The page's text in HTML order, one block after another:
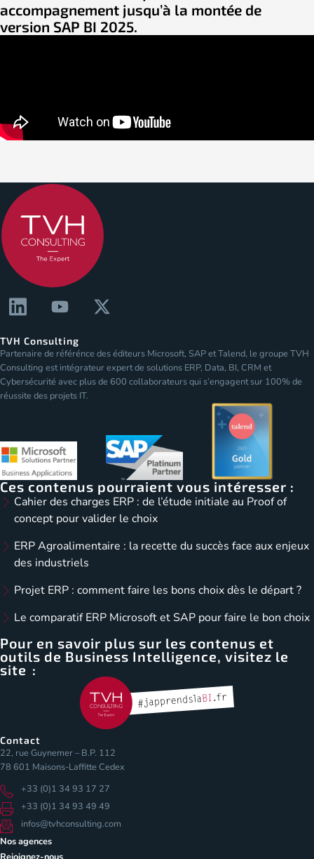
accompagnement jusqu’à la montée de
version SAP BI 2025.
TVH Consulting
Partenaire de référénce des éditeurs Microsoft, SAP et Talend, le groupe TVH
Consulting est intégrateur expert de solutions ERP, Data, BI, CRM et
Cybersécurité avec plus de 600 collaborateurs qui s’engagent sur 100% de
réussite des projets IT.
Ces contenus pourraient vous intéresser :
Cahier des charges ERP : de l’étude initiale au Proof of
concept pour valider le choix
ERP Agroalimentaire : la recette du succès face aux enjeux
des industriels
Projet ERP : comment faire les bons choix dès le départ ?
Le comparatif ERP Microsoft et SAP pour faire le bon choix
Pour en savoir plus sur les contenus et
outils de Business Intelligence, visitez le
site :
Contact
22, rue Guynemer – B.P. 112
78 601 Maisons-Laffitte Cedex
+33 (0)1 34 93 17 27
+33 (0)1 34 93 49 49
infos@tvhconsulting.com
Nos agences